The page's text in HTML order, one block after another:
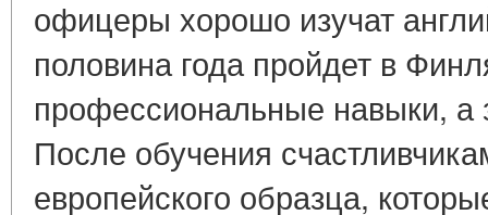
офицеры хорошо изучат
половина года пройдет в
профессиональные навыки, а
После обучения
европейского образца,